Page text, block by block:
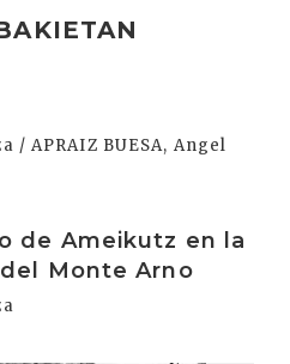
/ APRAIZ BUESA, Angel
de Ameikutz en la
Monte Arno